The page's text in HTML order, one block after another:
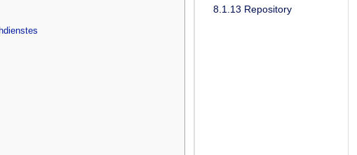
8.1.13 Repository